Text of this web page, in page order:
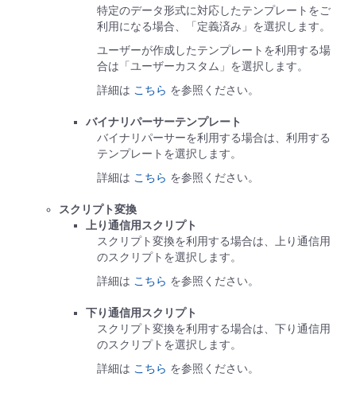
特定のデータ形式に対応したテンプレートをご
利用になる場合、「定義済み」を選択します。
ユーザーが作成したテンプレートを利用する場
合は「ユーザーカスタム」を選択します。
詳細は こちら を参照ください。
バイナリパーサーテンプレート
バイナリパーサーを利用する場合は、利用する
テンプレートを選択します。
詳細は こちら を参照ください。
スクリプト変換
上り通信用スクリプト
スクリプト変換を利用する場合は、上り通信用
のスクリプトを選択します。
詳細は こちら を参照ください。
下り通信用スクリプト
スクリプト変換を利用する場合は、下り通信用
のスクリプトを選択します。
詳細は こちら を参照ください。